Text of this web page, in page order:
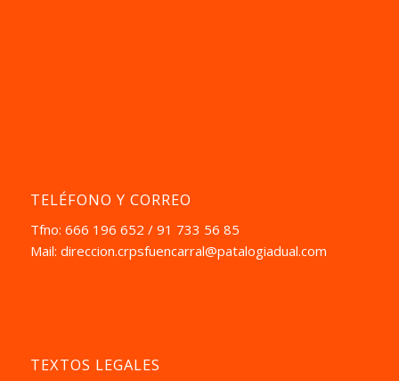
TELÉFONO Y CORREO
Tfno: 666 196 652 / 91 733 56 85
Mail: direccion.crpsfuencarral@patalogiadual.com
TEXTOS LEGALES